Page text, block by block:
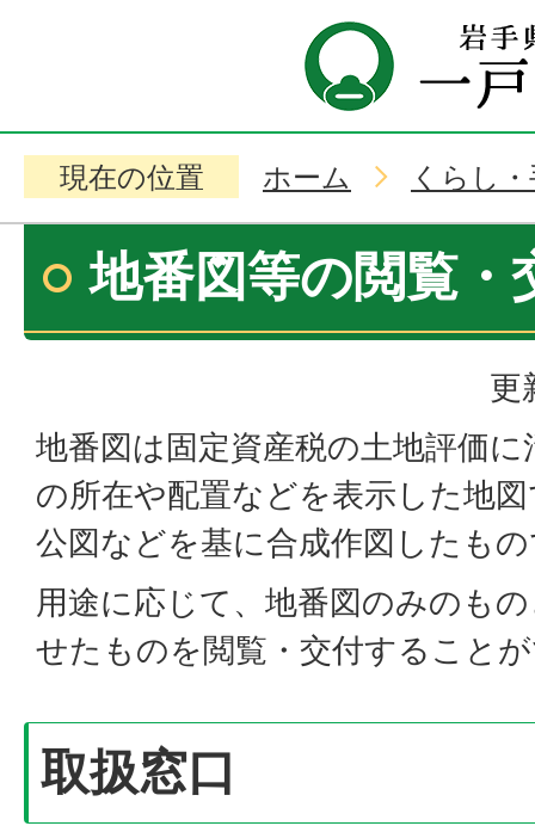
現在の位置 ホーム くらし
地番図等の閲覧・
更
地番図は固定資産税の土地評価
の所在や配置などを表示した地
公図などを基に合成作図したも
用途に応じて、地番図のみのも
せたものを閲覧・交付すること
取扱窓口